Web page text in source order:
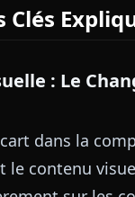
: Le
dans la
le contenu